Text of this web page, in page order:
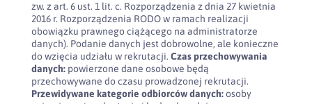
zw. z art. 6 ust. 1 lit. c. Rozporządzenia z dnia 27 kwietnia
2016 r. Rozporządzenia RODO w ramach realizacji
obowiązku prawnego ciążącego na administratorze
danych). Podanie danych jest dobrowolne, ale konieczne
do wzięcia udziału w rekrutacji. Czas przechowywania
danych:powierzone dane osobowe będą
przechowywane do czasu prowadzonej rekrutacji.
Przewidywane kategorie odbiorców danych:osoby